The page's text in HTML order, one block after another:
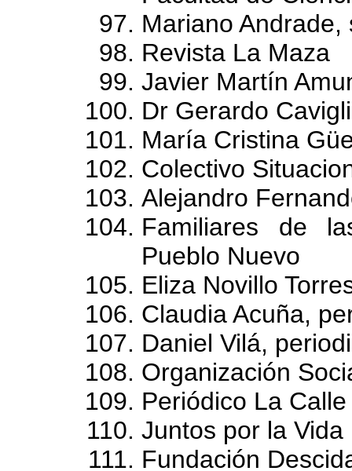
Mariano
Revista La Maza
Javier Martín
Dr Gerardo
María Cristina
Colectivo
Alejandro
Familiares de
Pueblo Nuevo
Eliza Novillo
Claudia Acuña,
Daniel Vilá,
Organización
Periódico La Calle
Juntos por la Vida
Fundación